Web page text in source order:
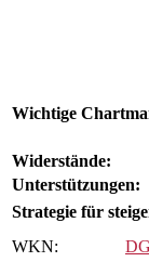
Wichtige
Widerstände:
Unterstützungen:
Strategie für
WKN: